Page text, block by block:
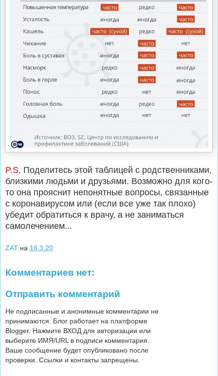
P.S. Поделитесь этой таблицей с родственниками,
близкими людьми и друзьями. Возможно для кого-
то она прояснит непонятные вопросы, связанные
с коронавирусом или (если все уже так плохо)
убедит обратиться к врачу, а не заниматься
самолечением...
ZAT на 16.3.20
Комментариев нет:
Отправить комментарий
Не подписанные и анонимные комментарии не
принимаются. Блог работает на платформе
Blogger. Нажмите ВХОД для авторизации или
выберите ИМЯ/URL в подписи комментария.
Ваше сообщение будет опубликовано после
проверки. Ссылки и контакты запрещены.